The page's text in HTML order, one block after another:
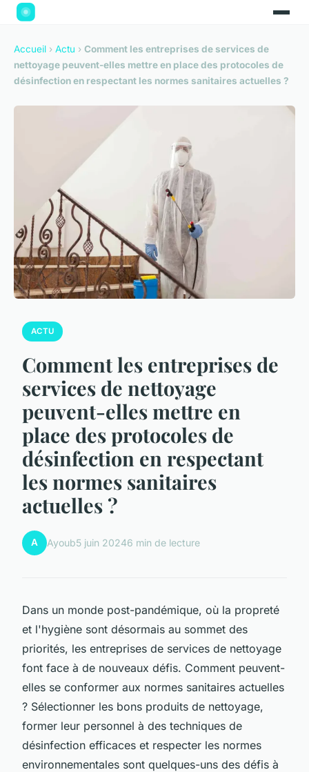
Accueil › Actu › Comment les entreprises de services de
nettoyage peuvent-elles mettre en place des protocoles de
désinfection en respectant les normes sanitaires actuelles ?
ACTU
Comment les entreprises de
services de nettoyage
peuvent-elles mettre en
place des protocoles de
désinfection en respectant
les normes sanitaires
actuelles ?
A Ayoub5 juin 20246 min de lecture
Dans un monde post-pandémique, où la propreté
et l'hygiène sont désormais au sommet des
priorités, les entreprises de services de nettoyage
font face à de nouveaux défis. Comment peuvent-
elles se conformer aux normes sanitaires actuelles
? Sélectionner les bons produits de nettoyage,
former leur personnel à des techniques de
désinfection efficaces et respecter les normes
environnementales sont quelques-uns des défis à